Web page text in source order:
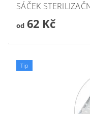
SÁČEK
od62 Kč
Tip